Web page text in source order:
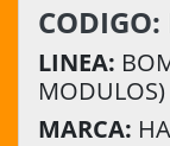
CODIGO:
LINEA:
MODULOS)
MARCA: